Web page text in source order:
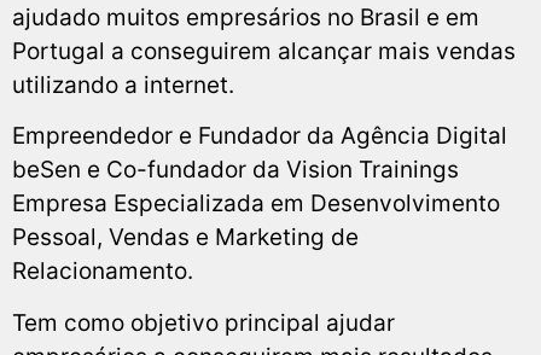
ajudado muitos empresários no Brasil e em
Portugal a conseguirem alcançar mais vendas
utilizando a internet.
Empreendedor e Fundador da Agência Digital
beSen e Co-fundador da Vision Trainings
Empresa Especializada em Desenvolvimento
Pessoal, Vendas e Marketing de
Relacionamento.
Tem como objetivo principal ajudar